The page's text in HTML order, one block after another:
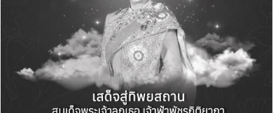
พัฒนาอย่างยั่งยืน
Comments
No comments yet. Why don’t you start the
discussion?